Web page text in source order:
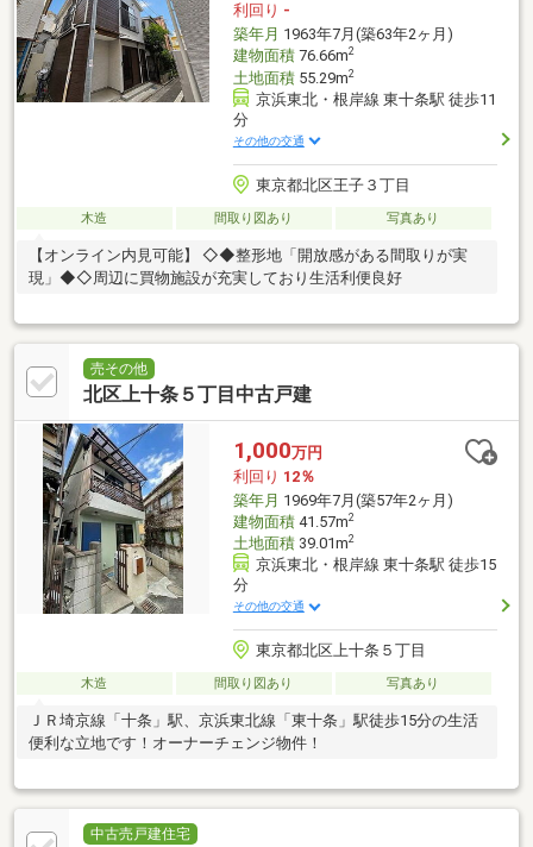
利回り -
築年月 1963年7月(築63年2ヶ月)
建物面積76.66m2
土地面積55.29m2
京浜東北・根岸線 東十条駅 徒歩11
分
その他の交通
東京都北区王子３丁目
木造 間取り図あり 写真あり
【オンライン内見可能】 ◇◆整形地「開放感がある間取りが実
現」◆◇周辺に買物施設が充実しており生活利便良好
売その他
北区上十条５丁目中古戸建
1,000万円
利回り 12％
築年月 1969年7月(築57年2ヶ月)
建物面積41.57m2
土地面積39.01m2
京浜東北・根岸線 東十条駅 徒歩15
分
その他の交通
東京都北区上十条５丁目
木造 間取り図あり 写真あり
ＪＲ埼京線「十条」駅、京浜東北線「東十条」駅徒歩15分の生活
便利な立地です！オーナーチェンジ物件！
中古売戸建住宅